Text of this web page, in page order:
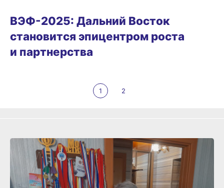
ВЭФ-2025: Дальний Восток
становится эпицентром роста
и партнерства
1 2